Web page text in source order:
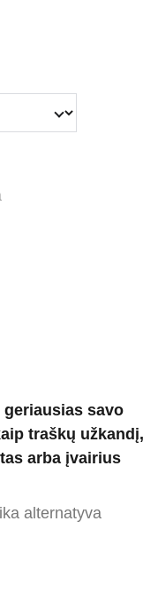
savo
traškų užkandį,
arba įvairius
alternatyva